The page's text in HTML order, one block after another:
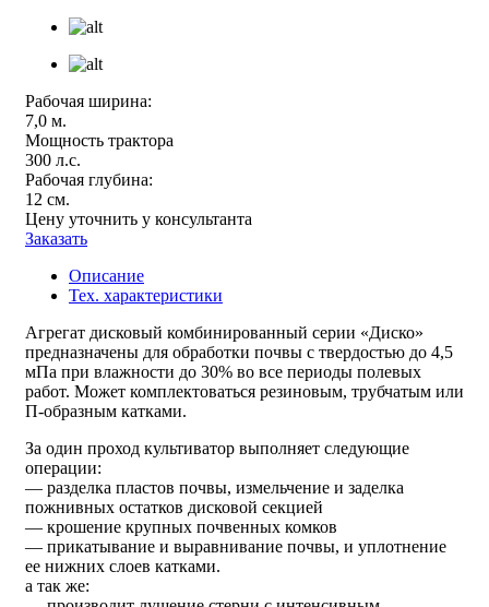
Рабочая ширина:
7,0 м.
Мощность трактора
300 л.с.
Рабочая глубина:
12 см.
Цену уточнить у консультанта
Заказать
Описание
Тех. характеристики
Агрегат дисковый комбинированный серии «Диско»
предназначены для обработки почвы с твердостью до 4,5
мПа при влажности до 30% во все периоды полевых
работ. Может комплектоваться резиновым, трубчатым или
П-образным катками.
За один проход культиватор выполняет следующие
операции:
— разделка пластов почвы, измельчение и заделка
пожнивных остатков дисковой секцией
— крошение крупных почвенных комков
— прикатывание и выравнивание почвы, и уплотнение
ее нижних слоев катками.
а так же: